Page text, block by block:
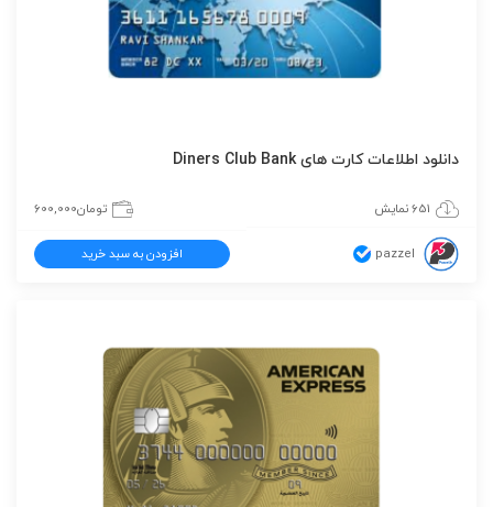
دانلود اطلاعات کارت های Diners Club Bank
651 نمایش تومان600,000
pazzel افزودن به سبد خرید